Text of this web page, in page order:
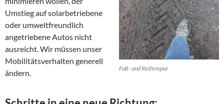
Fuß- und Reifenspur
Umstieg auf solarbetriebene
oder umweltfreundlich
angetriebene Autos nicht
ausreicht. Wir müssen unser
Mobilitätsverhalten generell
ändern.